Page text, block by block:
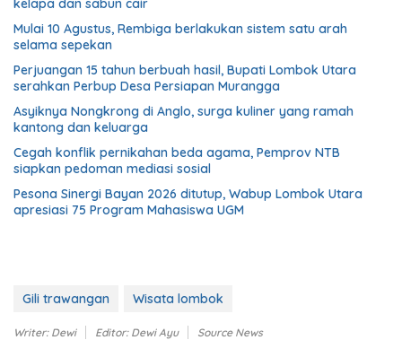
kelapa dan sabun cair
Mulai 10 Agustus, Rembiga berlakukan sistem satu arah
selama sepekan
Perjuangan 15 tahun berbuah hasil, Bupati Lombok Utara
serahkan Perbup Desa Persiapan Murangga
Asyiknya Nongkrong di Anglo, surga kuliner yang ramah
kantong dan keluarga
Cegah konflik pernikahan beda agama, Pemprov NTB
siapkan pedoman mediasi sosial
Pesona Sinergi Bayan 2026 ditutup, Wabup Lombok Utara
apresiasi 75 Program Mahasiswa UGM
Gili trawangan Wisata lombok
Writer: Dewi Editor: Dewi Ayu Source News